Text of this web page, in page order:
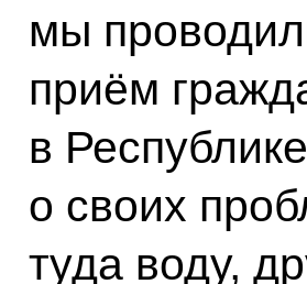
мы
приём
в
о своих
туда воду,